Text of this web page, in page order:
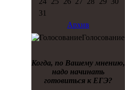
31
Архив
Голосование
Когда, по Вашему мнению,
надо начинать
готовиться к ЕГЭ?